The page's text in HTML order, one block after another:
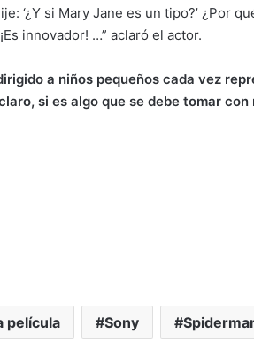
‘¿Y si Mary Jane es un tipo?’ ¿Por
innovador! …” aclaró el actor.
a niños pequeños cada vez
si es algo que se debe tomar
película Sony